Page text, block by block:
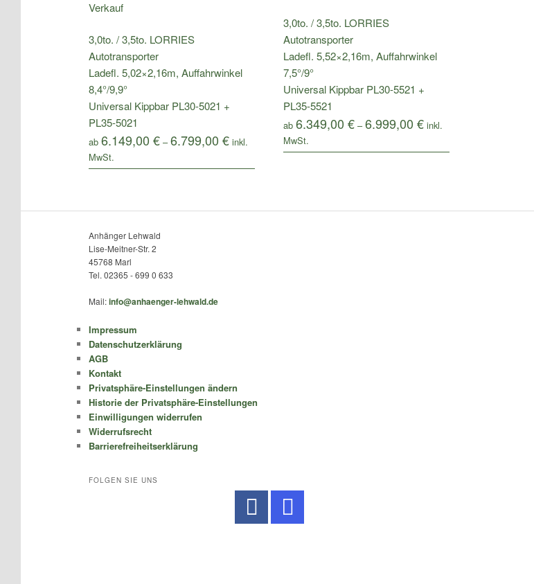
3,0to. / 3,5to. LORRIES
Autotransporter
Ladefl. 5,02×2,16m, Auffahrwinkel
8,4°/9,9°
Universal Kippbar PL30-5021 +
PL35-5021
ab 6.149,00 €– 6.799,00 €
3,0to. / 3,5to. LORRIES
Autotransporter
Ladefl. 5,52×2,16m, Auffahrwinkel
7,5°/9°
Universal Kippbar PL30-5521 +
PL35-5521
ab6.349,00€ –6.999,00€
Anhänger Lehwald
Lise-Meitner-Str. 2
45768 Marl
Tel. 02365 - 699 0 633
Mail:info@anhaenger-lehwald.de
Impressum
Datenschutzerklärung
AGB
Kontakt
Privatsphäre-Einstellungen ändern
Historie der Privatsphäre-Einstellungen
Einwilligungen widerrufen
Widerrufsrecht
Barrierefreiheitserklärung
FOLGEN SIE UNS